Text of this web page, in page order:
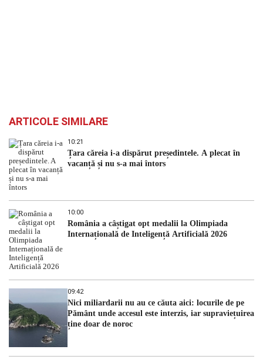
ARTICOLE SIMILARE
10:21
Țara căreia i-a dispărut președintele. A plecat în
vacanță și nu s-a mai întors
10:00
România a câștigat opt medalii la Olimpiada
Internațională de Inteligență Artificială 2026
09:42
Nici miliardarii nu au ce căuta aici: locurile de pe
Pământ unde accesul este interzis, iar supraviețuirea
ține doar de noroc